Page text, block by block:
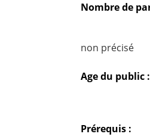
Nombre de
non précisé
Age du public :
Prérequis :